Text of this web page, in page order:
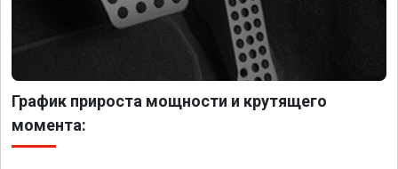
График прироста мощности и крутящего
момента: